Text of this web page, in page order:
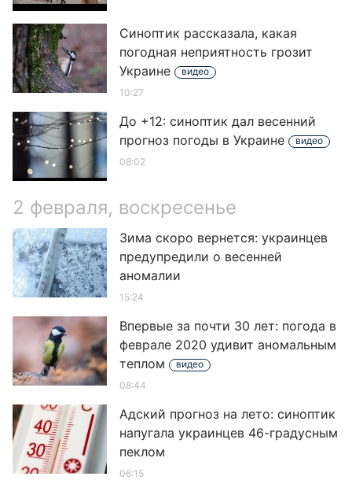
Синоптик рассказала, какая
погодная неприятность грозит
Украине
видео
10:27
До +12: синоптик дал весенний
прогноз погоды в Украине
видео
08:02
2 февраля, воскресенье
Зима скоро вернется: украинцев
предупредили о весенней
аномалии
15:24
Впервые за почти 30 лет: погода в
феврале 2020 удивит аномальным
теплом
видео
08:44
Адский прогноз на лето: синоптик
напугала украинцев 46-градусным
пеклом
06:15